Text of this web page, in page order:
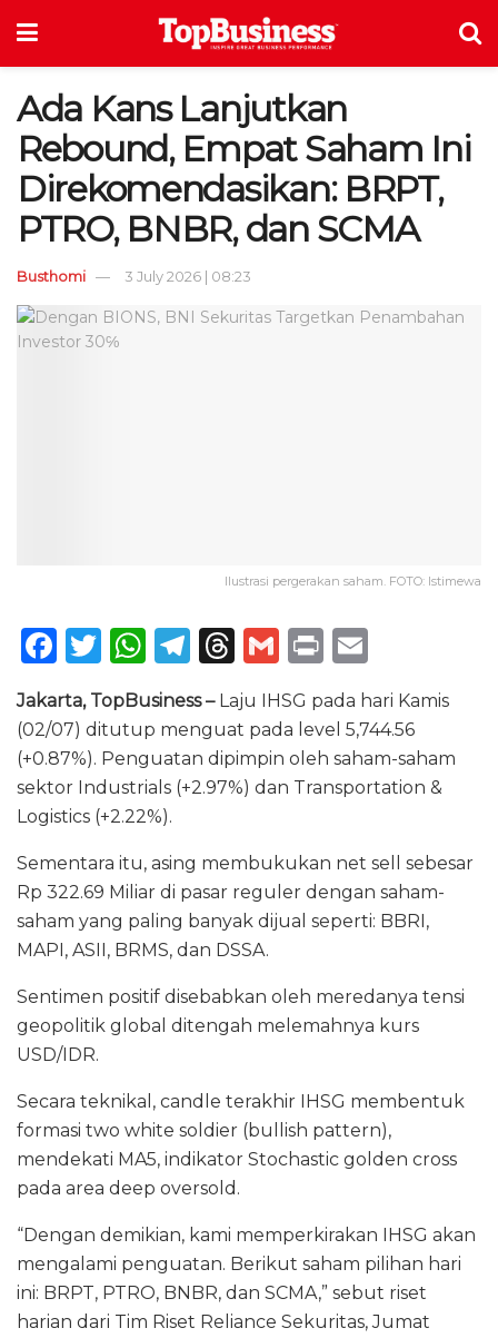
Ada Kans Lanjutkan
Rebound, Empat Saham Ini
Direkomendasikan: BRPT,
PTRO, BNBR, dan SCMA
Busthomi 3 July 2026 | 08:23
Ilustrasi pergerakan saham. FOTO: Istimewa
F
c
e
b
o
o
k
T
w
it
te
r
W
h
a
ts
A
p
p
T
e
g
ra
T
h
re
a
d
G
ai
l
P
ri
n
t
m
ai
l
Jakarta, TopBusiness –Laju IHSG pada hari Kamis
(02/07) ditutup menguat pada level 5,744.56
(+0.87%). Penguatan dipimpin oleh saham-saham
sektor Industrials (+2.97%) dan Transportation &
Logistics (+2.22%).
Sementara itu, asing membukukan net sell sebesar
Rp 322.69 Miliar di pasar reguler dengan saham-
saham yang paling banyak dijual seperti: BBRI,
MAPI, ASII, BRMS, dan DSSA.
Sentimen positif disebabkan oleh meredanya tensi
geopolitik global ditengah melemahnya kurs
USD/IDR.
Secara teknikal, candle terakhir IHSG membentuk
formasi two white soldier (bullish pattern),
mendekati MA5, indikator Stochastic golden cross
pada area deep oversold.
“Dengan demikian, kami memperkirakan IHSG akan
mengalami penguatan. Berikut saham pilihan hari
ini: BRPT, PTRO, BNBR, dan SCMA,” sebut riset
harian dari Tim Riset Reliance Sekuritas, Jumat